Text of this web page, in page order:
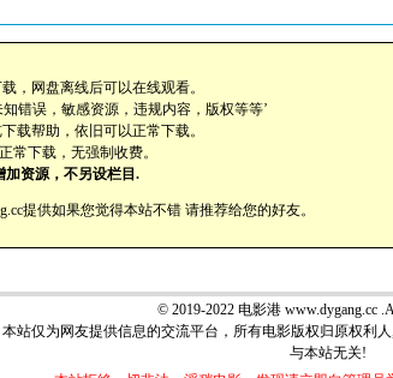
，网盘离线后可以在线观看。
错误，敏感资源，违规内容，版权等等’
载帮助，依旧可以正常下载。
常下载，无强制收费。
加资源，不另设栏目.
提供如果您觉得本站不错 请推荐给您的好友。
© 2019-2022 电影港 www.dygang.cc
站仅为网友提供信息的交流平台，所有电影版权归原权利
与本站无关!